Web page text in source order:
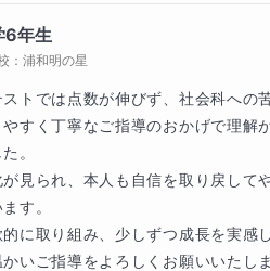
文系」や「理系」の別はあり
ら小論文・総合型対策まで大
ているクラスは、「自信を持
供しています。
考える力」に出会った子ども
。そのための“土台づくり”を
学 国際交流学部 国際コミュニ
本語日本文学科
文学部／総合心理学科
済学部／総合社会学部／文芸学部
学 心理・社会福祉学部 心理学
東京大学
のだと思います。難しい内容にも
たことは、本当に立派でした。
れから始まる新しい学校生活では、
らに多くのことを吸収し、実りある
今後のご成長とご活躍を、心より願
また、日々の学習を支え、常に温か
こその目標達成かと存じます。お母
申し上げます。
6年生
： 浦和明の星
トでは点数が伸びず、社会科への
すく丁寧なご指導のおかげで理解
。
見られ、本人も自信を取り戻して
す。
に取り組み、少しずつ成長を実感
いご指導をよろしくお願いいたしま